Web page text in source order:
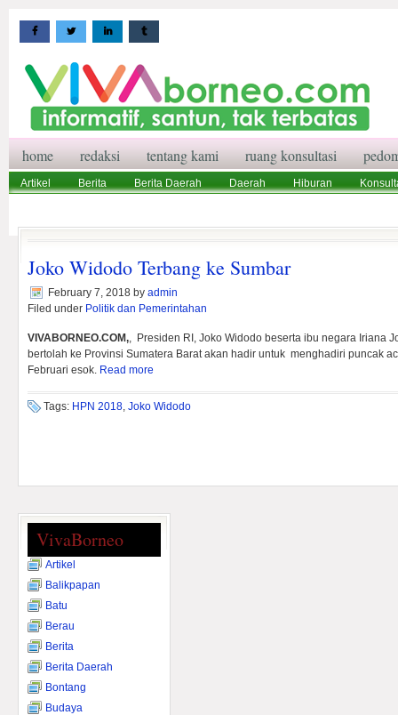
home redaksi tentang kami ruang konsultasi
Artikel Berita Berita Daerah Daerah Hiburan
Joko Widodo Terbang ke Sumbar
February 7, 2018 by admin
Filed under Politik dan Pemerintahan
VIVABORNEO.COM,, Presiden RI, Joko Widodo beserta ibu negara Iriana
bertolah ke Provinsi Sumatera Barat akan hadir untuk menghadiri puncak
Februari esok. Read more
Tags: HPN 2018, Joko Widodo
VivaBorneo
Artikel
Balikpapan
Batu
Berau
Berita
Berita Daerah
Bontang
Budaya